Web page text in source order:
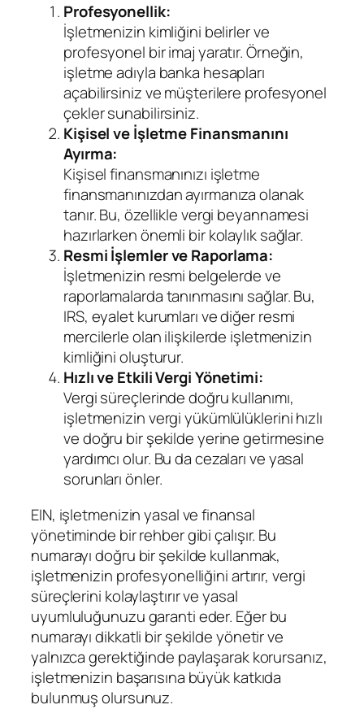
Profesyonellik:
İşletmenizin kimliğini belirler ve
profesyonel bir imaj yaratır. Örneğin,
işletme adıyla banka hesapları
açabilirsiniz ve müşterilere profesyonel
çekler sunabilirsiniz.
Kişisel ve İşletme Finansmanını
Ayırma:
Kişisel finansmanınızı işletme
finansmanınızdan ayırmanıza olanak
tanır. Bu, özellikle vergi beyannamesi
hazırlarken önemli bir kolaylık sağlar.
Resmi İşlemler ve Raporlama:
İşletmenizin resmi belgelerde ve
raporlamalarda tanınmasını sağlar. Bu,
IRS, eyalet kurumları ve diğer resmi
mercilerle olan ilişkilerde işletmenizin
kimliğini oluşturur.
Hızlı ve Etkili Vergi Yönetimi:
Vergi süreçlerinde doğru kullanımı,
işletmenizin vergi yükümlülüklerini hızlı
ve doğru bir şekilde yerine getirmesine
yardımcı olur. Bu da cezaları ve yasal
sorunları önler.
EIN, işletmenizin yasal ve finansal
yönetiminde bir rehber gibi çalışır. Bu
numarayı doğru bir şekilde kullanmak,
işletmenizin profesyonelliğini artırır, vergi
süreçlerini kolaylaştırır ve yasal
uyumluluğunuzu garanti eder. Eğer bu
numarayı dikkatli bir şekilde yönetir ve
yalnızca gerektiğinde paylaşarak korursanız,
işletmenizin başarısına büyük katkıda
bulunmuş olursunuz.